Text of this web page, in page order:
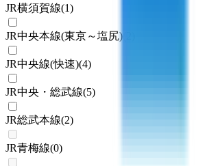
JR横須賀線(1)
JR中央本線(東京～塩尻)
JR中央線(快速)(4)
JR中央・総武線(5)
JR総武本線(2)
JR青梅線(0)